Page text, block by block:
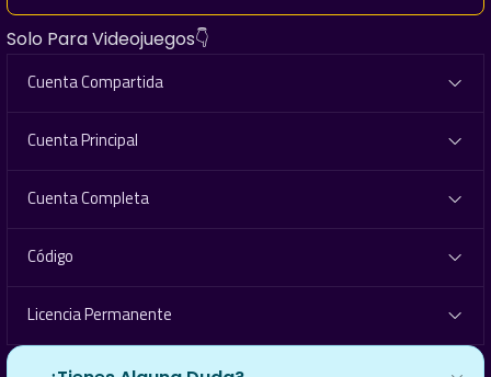
Solo Para Videojuegos👇
Cuenta Compartida
Cuenta Principal
Cuenta Completa
Código
Licencia Permanente